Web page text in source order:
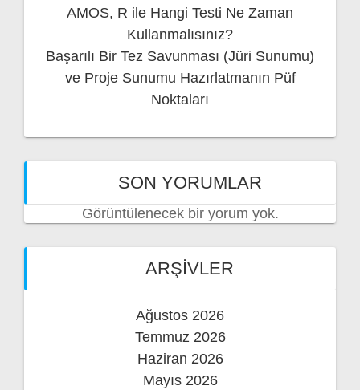
AMOS, R ile Hangi Testi Ne Zaman
Kullanmalısınız?
Başarılı Bir Tez Savunması (Jüri Sunumu)
ve Proje Sunumu Hazırlatmanın Püf
Noktaları
SON YORUMLAR
Görüntülenecek bir yorum yok.
ARŞIVLER
Ağustos 2026
Temmuz 2026
Haziran 2026
Mayıs 2026